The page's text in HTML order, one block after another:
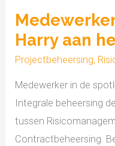
Harry aan
Projectbeheersing,
Medewerker in de
Integrale beheersing
tussen
Contractbeheersing.